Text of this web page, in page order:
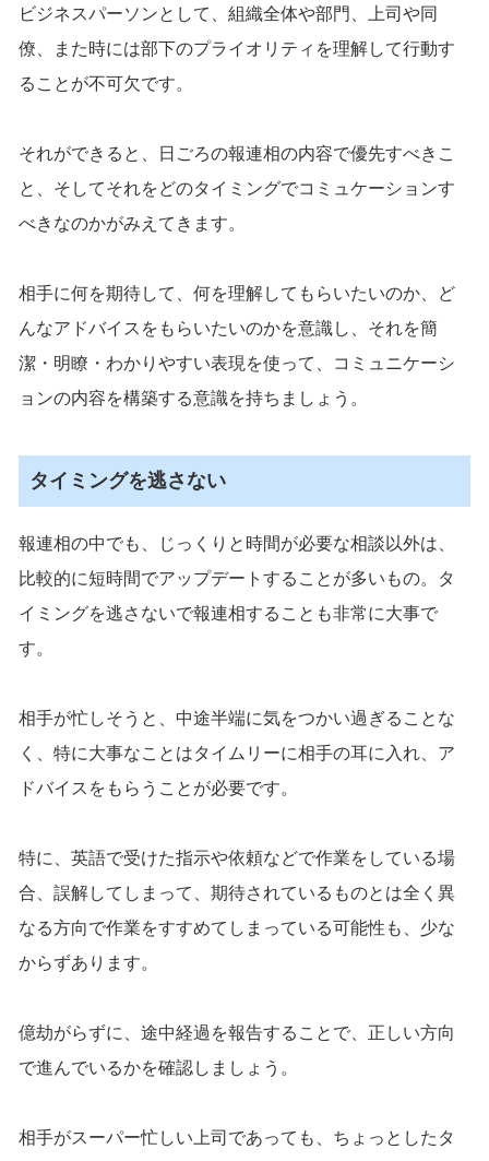
ビジネスパーソンとして、組織全体や部門、上司や同
僚、また時には部下のプライオリティを理解して行動す
ることが不可欠です。
それができると、日ごろの報連相の内容で優先すべきこ
と、そしてそれをどのタイミングでコミュケーションす
べきなのかがみえてきます。
相手に何を期待して、何を理解してもらいたいのか、ど
んなアドバイスをもらいたいのかを意識し、それを簡
潔・明瞭・わかりやすい表現を使って、コミュニケーシ
ョンの内容を構築する意識を持ちましょう。
タイミングを逃さない
報連相の中でも、じっくりと時間が必要な相談以外は、
比較的に短時間でアップデートすることが多いもの。タ
イミングを逃さないで報連相することも非常に大事で
す。
相手が忙しそうと、中途半端に気をつかい過ぎることな
く、特に大事なことはタイムリーに相手の耳に入れ、ア
ドバイスをもらうことが必要です。
特に、英語で受けた指示や依頼などで作業をしている場
合、誤解してしまって、期待されているものとは全く異
なる方向で作業をすすめてしまっている可能性も、少な
からずあります。
億劫がらずに、途中経過を報告することで、正しい方向
で進んでいるかを確認しましょう。
相手がスーパー忙しい上司であっても、ちょっとしたタ